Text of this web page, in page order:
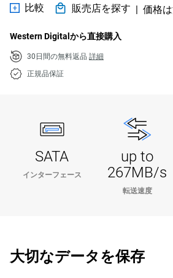
比較 販売店を探す | 価格
Western Digitalから直接購入
30日間の無料返品 詳細
正規品保証
SATA
インターフェース
up to
267MB/s
転送速度
大切なデータを保存